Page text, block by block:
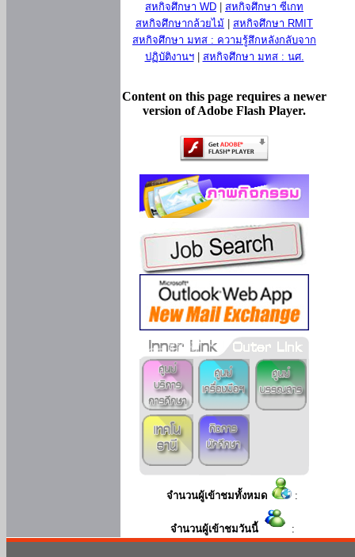
สหกิจศึกษา WD
สหกิจศึกษา ซีเกท
สหกิจศึกษากล้วยไม้
สหกิจศึกษา RMIT
สหกิจศึกษา มทส : ความรู้สึกหลังกลับจาก
ปฏิบัติงานฯ| สหกิจศึกษา มทส : นศ.
Content on this page requires a newer
version of Adobe Flash Player.
จำนวนผู้เข้าชมทั้งหมด :
จำนวนผู้เข้าชมวันนี้ :